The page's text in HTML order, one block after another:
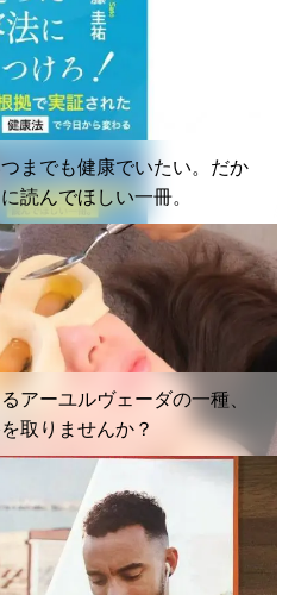
までも健康でいたい。だか
読んでほしい一冊。
アーユルヴェーダの一種、
取りませんか？